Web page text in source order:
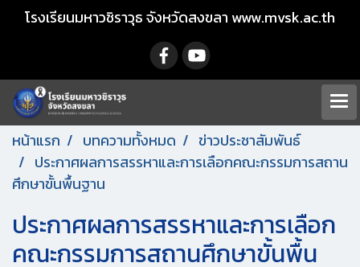
โรงเรียนมหาวชิราวุธ จังหวัดสงขลา www.mvsk.ac.th
หน้าแรก บทความทั้งหมด
ข่าวประชาสัมพันธ์
ประกาศผลการสรรหาและการเลือกคณะกรรมการสถาน
ศึกษาขั้นพื้นฐาน
ประกาศผลการสรรหาและการเลือก
คณะกรรมการสถานศึกษาขั้นพื้น